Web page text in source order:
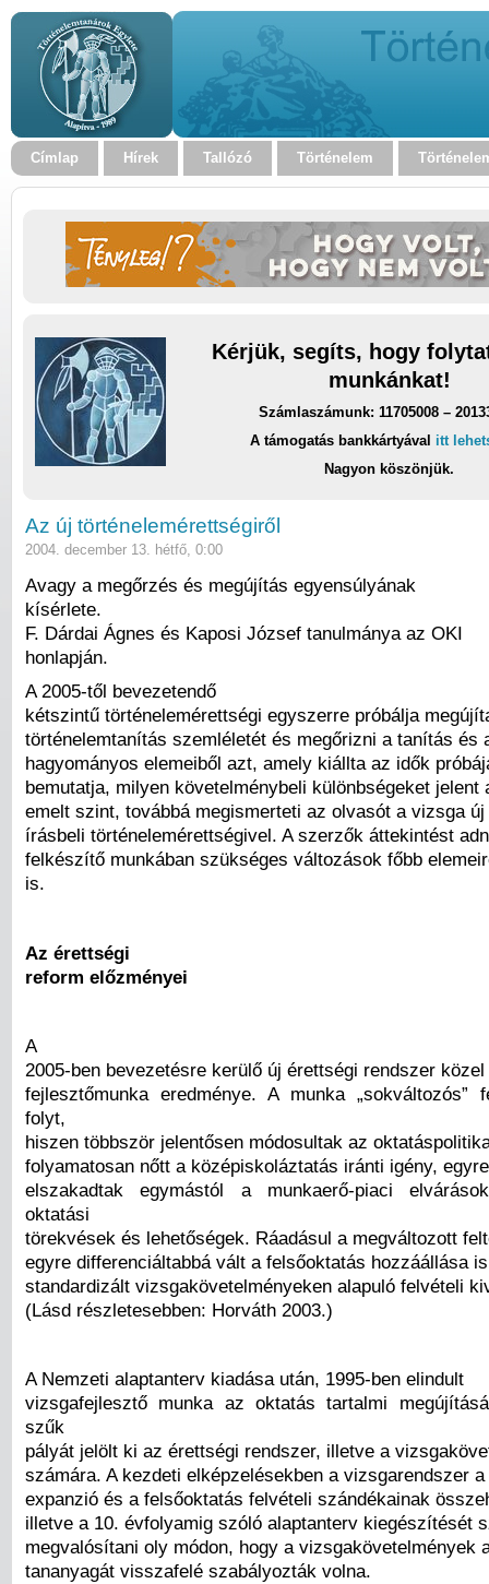
Címlap Hírek Tallózó Történelem
Kérjük, segíts, hogy
munkánkat!
Számlaszámunk: 11705008 –
A támogatás bankkártyával itt
Nagyon köszönjük.
Az új történelemérettségiről
2004. december 13. hétfő, 0:00
Avagy a megőrzés és megújítás egyensúlyának
kísérlete.
F. Dárdai Ágnes és Kaposi József tanulmánya az OKI
honlapján.
A 2005-től bevezetendő
kétszintű történelemérettségi egyszerre próbálja
történelemtanítás szemléletét és megőrizni a tanítás és
hagyományos elemeiből azt, amely kiállta az idők
bemutatja, milyen követelménybeli különbségeket jelent
emelt szint, továbbá megismerteti az olvasót a vizsga
írásbeli történelemérettségivel. A szerzők áttekintést
felkészítő munkában szükséges változások főbb
is.
Az érettségi
reform előzményei
A
2005-ben bevezetésre kerülő új érettségi rendszer
fejlesztőmunka eredménye. A munka „sokváltozós”
folyt,
hiszen többször jelentősen módosultak az
folyamatosan nőtt a középiskoláztatás iránti igény,
elszakadtak egymástól a munkaerő-piaci
oktatási
törekvések és lehetőségek. Ráadásul a megváltozott
egyre differenciáltabbá vált a felsőoktatás hozzáállása
standardizált vizsgakövetelményeken alapuló felvételi
(Lásd részletesebben: Horváth 2003.)
A Nemzeti alaptanterv kiadása után, 1995-ben elindult
vizsgafejlesztő munka az oktatás tartalmi
szűk
pályát jelölt ki az érettségi rendszer, illetve a
számára. A kezdeti elképzelésekben a vizsgarendszer
expanzió és a felsőoktatás felvételi szándékainak
illetve a 10. évfolyamig szóló alaptanterv kiegészítését
megvalósítani oly módon, hogy a vizsgakövetelmények
tananyagát visszafelé szabályozták volna.